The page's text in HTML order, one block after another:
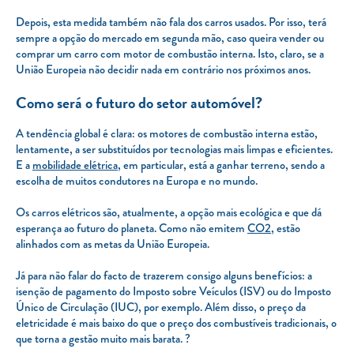
Depois, esta medida também não fala dos carros usados. Por isso, terá
sempre a opção do mercado em segunda mão, caso queira vender ou
comprar um carro com motor de combustão interna. Isto, claro, se a
União Europeia não decidir nada em contrário nos próximos anos.
Como será o futuro do setor automóvel?
A tendência global é clara: os motores de combustão interna estão,
lentamente, a ser substituídos por tecnologias mais limpas e eficientes.
E amobilidade elétrica, em particular, está a ganhar terreno, sendo a
escolha de muitos condutores na Europa e no mundo.
Os carros elétricos são, atualmente, a opção mais ecológica e que dá
esperança ao futuro do planeta. Como não emitemCO2, estão
alinhados com as metas da União Europeia.
Já para não falar do facto de trazerem consigo alguns benefícios: a
isenção de pagamento do Imposto sobre Veículos (ISV) ou do Imposto
Único de Circulação (IUC), por exemplo. Além disso, o preço da
eletricidade é mais baixo do que o preço dos combustíveis tradicionais, o
que torna a gestão muito mais barata. ?